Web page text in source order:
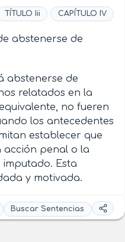
TÍTULO Iii CAPÍTULO IV
abstenerse de
abstenerse de
relatados en la
no fueren
los antecedentes
establecer que
acción penal o la
Esta
y motivada.
Buscar Sentencias